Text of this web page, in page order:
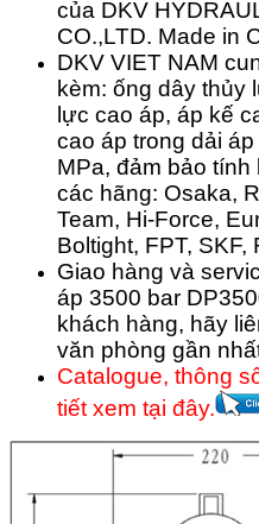
của DKV
CO.,LTD. Made in
DKV VIET NAM
kèm: ống dây thủy
lực cao áp, áp kế
cao áp trong dải
MPa, đảm bảo
các hãng: Osaka,
Team, Hi-Force,
Boltight, FPT,
Giao hàng và
áp 3500 bar
khách hàng, hãy
văn phòng gần
Catalogue, thông
tiết xem tại đây.